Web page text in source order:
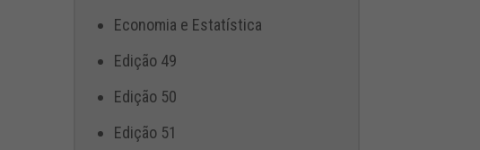
Economia e Estatística
Edição 49
Edição 50
Edição 51